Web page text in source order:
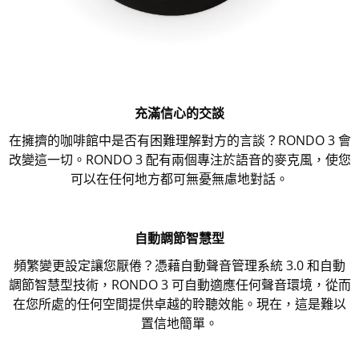
充滿信心的交談
在擁擠的咖啡館中是否有困難理解對方的言談？RONDO 3 會
改變這一切。RONDO 3 配有兩個專注於語音的麥克風，使您
可以在任何地方都可無憂無慮地對話。
自動調節智慧型
頻繁變更設定讓您厭倦？憑藉自動聲音管理系統 3.0 和自動
調節智慧型技術，RONDO 3 可自動適應任何聲音環境，從而
在您所處的任何空間提供卓越的聆聽效能。現在，這是難以
置信地簡單。